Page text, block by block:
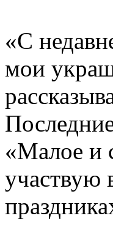
«С
мои
«Малое и
участвую